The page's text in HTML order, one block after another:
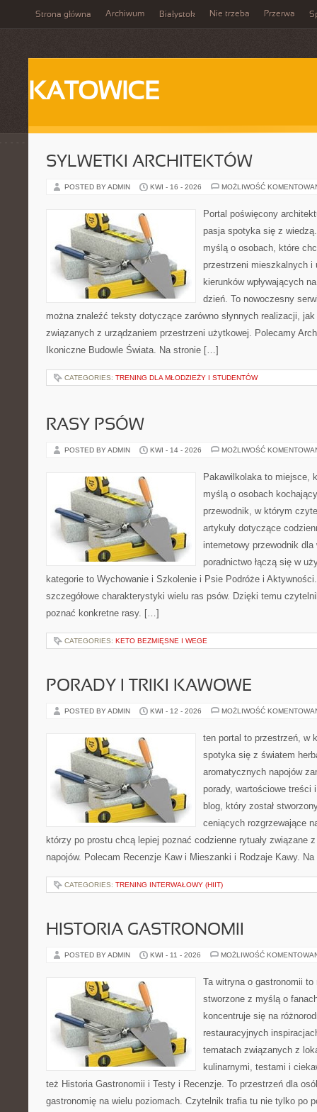
Strona główna Archiwum Białystok Nie trzeba Przerwa
KATOWICE
SYLWETKI ARCHITEKTÓW
POSTED BY ADMIN KWI - 16 - 2026 MOŻLIWOŚĆ
Portal poświęcony
pasja spotyka się z
myślą o osobach, które
przestrzeni mieszkalnych i
kierunków wpływających
dzień. To nowoczesny
można znaleźć teksty dotyczące zarówno słynnych realizacji,
związanych z urządzaniem przestrzeni użytkowej. Polecamy
Ikoniczne Budowle Świata. Na stronie […]
CATEGORIES: TRENING DLA MŁODZIEŻY I STUDENTÓW
RASY PSÓW
POSTED BY ADMIN KWI - 14 - 2026 MOŻLIWOŚĆ
Pakawilkolaka to miejsce,
myślą o osobach
przewodnik, w którym
artykuły dotyczące
internetowy przewodnik
poradnictwo łączą się w
kategorie to Wychowanie i Szkolenie i Psie Podróże i
szczegółowe charakterystyki wielu ras psów. Dzięki temu
poznać konkretne rasy. […]
CATEGORIES: KETO BEZMIĘSNE I WEGE
PORADY I TRIKI KAWOWE
POSTED BY ADMIN KWI - 12 - 2026 MOŻLIWOŚĆ
ten portal to przestrzeń, w
spotyka się z światem
aromatycznych napojów
porady, wartościowe treści
blog, który został
ceniących rozgrzewające
którzy po prostu chcą lepiej poznać codzienne rytuały związane
napojów. Polecam Recenzje Kaw i Mieszanki i Rodzaje Kawy.
CATEGORIES: TRENING INTERWAŁOWY (HIIT)
HISTORIA GASTRONOMII
POSTED BY ADMIN KWI - 11 - 2026 MOŻLIWOŚĆ
Ta witryna o gastronomii
stworzone z myślą o
koncentruje się na
restauracyjnych
tematach związanych z
kulinarnymi, testami i
też Historia Gastronomii i Testy i Recenzje. To przestrzeń dla
gastronomię na wielu poziomach. Czytelnik trafia tu nie tylko po